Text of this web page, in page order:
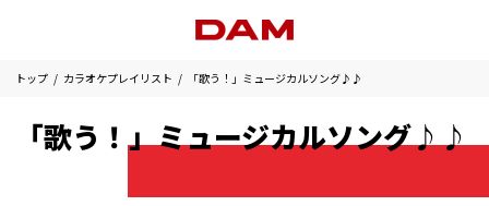
トップ カラオケプレイリスト 「歌う！」ミュージカルソング♪♪
「歌う！」ミュージカルソング♪♪